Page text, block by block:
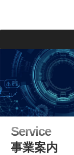
Service
事業案内